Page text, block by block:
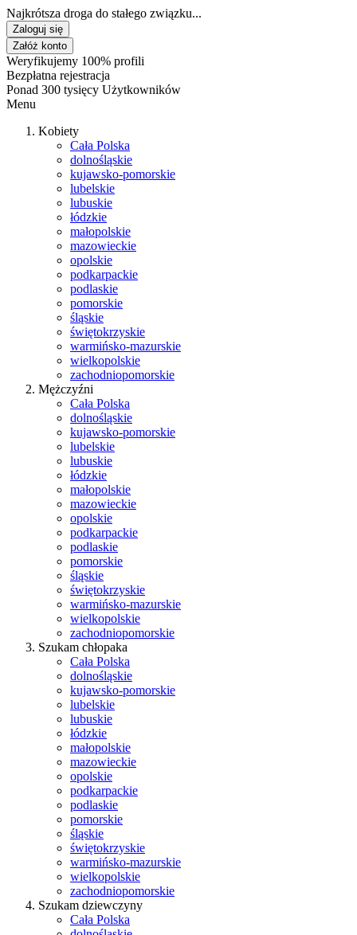
Najkrótsza droga do stałego związku...
Zaloguj się
Załóż konto
Weryfikujemy 100% profili
Bezpłatna rejestracja
Ponad 300 tysięcy Użytkowników
Menu
Kobiety
Cała Polska
dolnośląskie
kujawsko-pomorskie
lubelskie
lubuskie
łódzkie
małopolskie
mazowieckie
opolskie
podkarpackie
podlaskie
pomorskie
śląskie
świętokrzyskie
warmińsko-mazurskie
wielkopolskie
zachodniopomorskie
Mężczyźni
Cała Polska
dolnośląskie
kujawsko-pomorskie
lubelskie
lubuskie
łódzkie
małopolskie
mazowieckie
opolskie
podkarpackie
podlaskie
pomorskie
śląskie
świętokrzyskie
warmińsko-mazurskie
wielkopolskie
zachodniopomorskie
Szukam chłopaka
Cała Polska
dolnośląskie
kujawsko-pomorskie
lubelskie
lubuskie
łódzkie
małopolskie
mazowieckie
opolskie
podkarpackie
podlaskie
pomorskie
śląskie
świętokrzyskie
warmińsko-mazurskie
wielkopolskie
zachodniopomorskie
Szukam dziewczyny
Cała Polska